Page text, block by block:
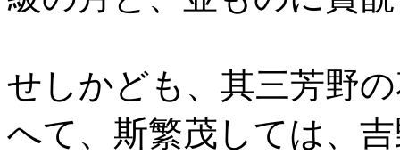
せしかども、其三芳野
へて、斯繁茂しては、